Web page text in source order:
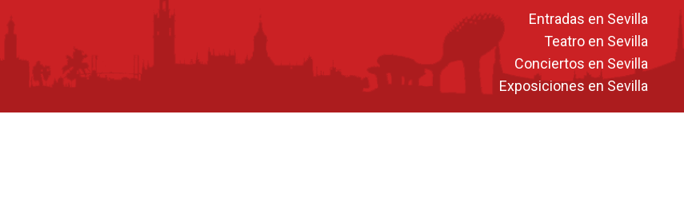
Entradas en Sevilla
Teatro en Sevilla
Conciertos en Sevilla
Exposiciones en Sevilla